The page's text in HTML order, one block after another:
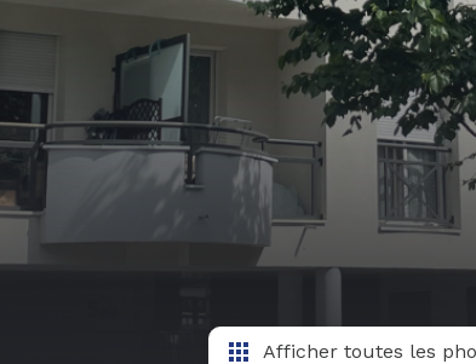
Afficher toutes les